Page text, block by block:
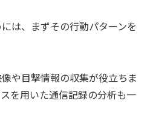
は、まずその行動パターンを
や目撃情報の収集が役立ちま
を用いた通信記録の分析も一